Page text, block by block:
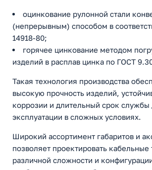
оцинкование рулонной стали
(непрерывным) способом в
14918-80;
горячее цинкование методом
изделий в расплав цинка по ГОСТ
Такая технология производства
высокую прочность изделий,
коррозии и длительный срок службы
эксплуатации в сложных условиях.
Широкий ассортимент габаритов и
позволяет проектировать кабельные
различной сложности и